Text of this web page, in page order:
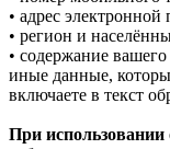
• адрес электронной
• регион и
• содержание
иные данные,
включаете в текст
При использовании